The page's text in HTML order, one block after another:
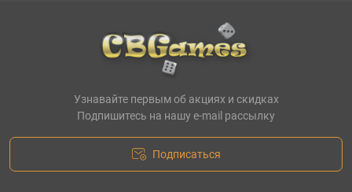
Узнавайте первым об акциях и скидках
Подпишитесь на нашу e-mail рассылку
Подписаться